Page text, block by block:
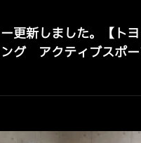
更新しました。【ト
グ アクティブスポー